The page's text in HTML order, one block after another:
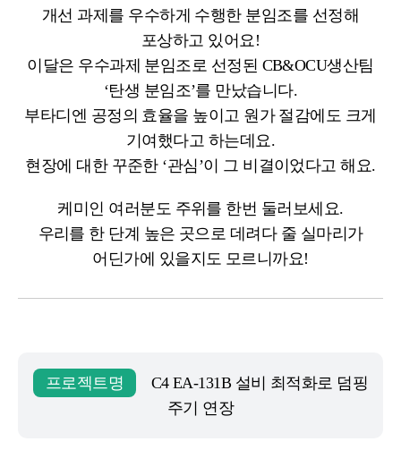
개선 과제를 우수하게 수행한 분임조를 선정해
포상하고 있어요!
이달은 우수과제 분임조로 선정된 CB&OCU생산팀
‘탄생 분임조’를 만났습니다.
부타디엔 공정의 효율을 높이고 원가 절감에도 크게
기여했다고 하는데요.
현장에 대한 꾸준한 ‘관심’이 그 비결이었다고 해요.
케미인 여러분도 주위를 한번 둘러보세요.
우리를 한 단계 높은 곳으로 데려다 줄 실마리가
어딘가에 있을지도 모르니까요!
프로젝트명
C4 EA-131B 설비 최적화로 덤핑
주기 연장